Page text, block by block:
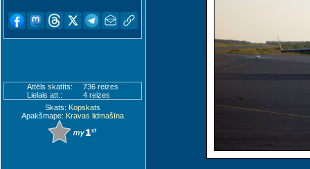
Attēls skatīts:
736 reizes
Lielais att.:
4 reizes
Skats: Kopskats
Apakšmape: Kravas lidmašīna